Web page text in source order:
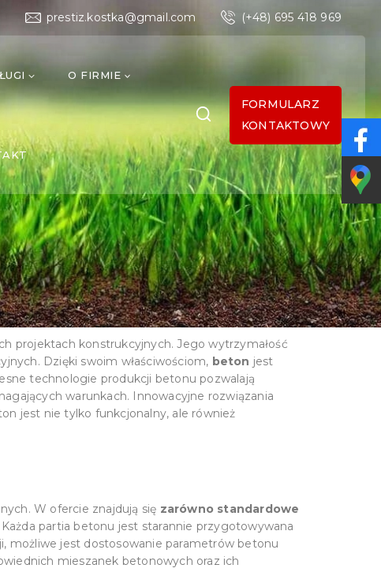
prestiz.kostka@gmail.com (+48) 695 418 969
O FIRMIE
FORMULARZ
KONTAKTOWY
projektach konstrukcyjnych. Jego wytrzymałość
Dzięki swoim właściwościom, beton jest
technologie produkcji betonu pozwalają
warunkach. Innowacyjne rozwiązania
jest nie tylko funkcjonalny, ale również
W ofercie znajdują się zarówno standardowe
Każda partia betonu jest starannie przygotowywana
możliwe jest dostosowanie parametrów betonu
mieszanek betonowych oraz ich